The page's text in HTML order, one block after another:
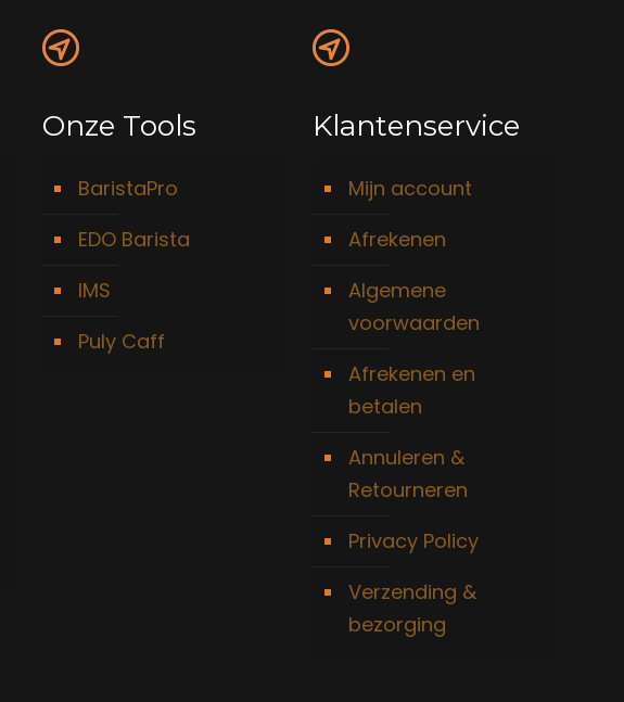
Onze Tools
BaristaPro
EDO Barista
IMS
Puly Caff
Klantenservice
Mijn account
Afrekenen
Algemene
voorwaarden
Afrekenen en
betalen
Annuleren &
Retourneren
Privacy Policy
Verzending &
bezorging